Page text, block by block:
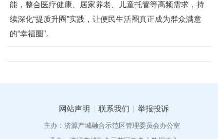
能，整合医疗健康、居家养老、儿童托管等高频需求，持
续深化“提质升圈”实践，让便民生活圈真正成为群众满意
的“幸福圈”。
网站声明 联系我们 举报投诉
主办：济源产城融合示范区管理委员会办公室